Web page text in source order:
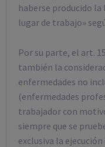
haberse producido
lugar de trabajo»
Por su parte, el art.
también la
enfermedades no
(enfermedades
trabajador con
siempre que se
exclusiva la